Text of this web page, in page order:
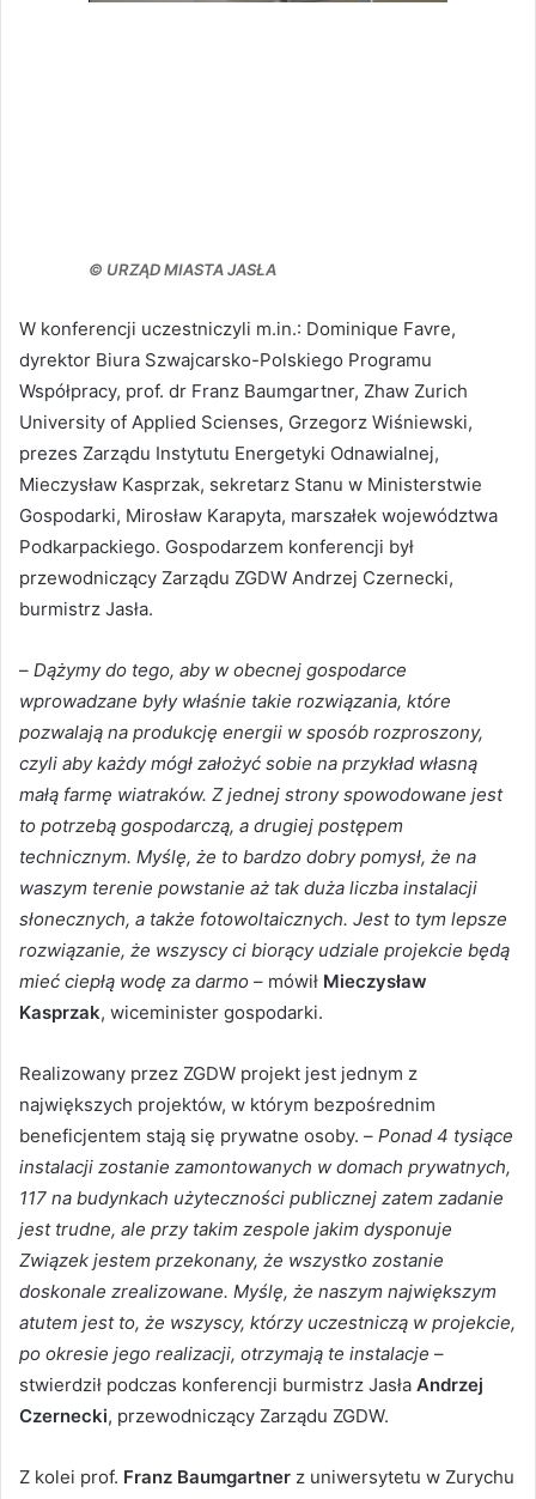
© URZĄD MIASTA JASŁA
W konferencji uczestniczyli m.in.: Dominique Favre,
dyrektor Biura Szwajcarsko-Polskiego Programu
Współpracy, prof. dr Franz Baumgartner, Zhaw Zurich
University of Applied Scienses, Grzegorz Wiśniewski,
prezes Zarządu Instytutu Energetyki Odnawialnej,
Mieczysław Kasprzak, sekretarz Stanu w Ministerstwie
Gospodarki, Mirosław Karapyta, marszałek województwa
Podkarpackiego. Gospodarzem konferencji był
przewodniczący Zarządu ZGDW Andrzej Czernecki,
burmistrz Jasła.
– Dążymy do tego, aby w obecnej gospodarce
wprowadzane były właśnie takie rozwiązania, które
pozwalają na produkcję energii w sposób rozproszony,
czyli aby każdy mógł założyć sobie na przykład własną
małą farmę wiatraków. Z jednej strony spowodowane jest
to potrzebą gospodarczą, a drugiej postępem
technicznym. Myślę, że to bardzo dobry pomysł, że na
waszym terenie powstanie aż tak duża liczba instalacji
słonecznych, a także fotowoltaicznych. Jest to tym lepsze
rozwiązanie, że wszyscy ci biorący udziale projekcie będą
mieć ciepłą wodę za darmo – mówił Mieczysław
Kasprzak, wiceminister gospodarki.
Realizowany przez ZGDW projekt jest jednym z
największych projektów, w którym bezpośrednim
beneficjentem stają się prywatne osoby. – Ponad 4 tysiące
instalacji zostanie zamontowanych w domach prywatnych,
117 na budynkach użyteczności publicznej zatem zadanie
jest trudne, ale przy takim zespole jakim dysponuje
Związek jestem przekonany, że wszystko zostanie
doskonale zrealizowane. Myślę, że naszym największym
atutem jest to, że wszyscy, którzy uczestniczą w projekcie,
po okresie jego realizacji, otrzymają te instalacje –
stwierdził podczas konferencji burmistrz Jasła Andrzej
Czernecki, przewodniczący Zarządu ZGDW.
Z kolei prof. Franz Baumgartner z uniwersytetu w Zurychu